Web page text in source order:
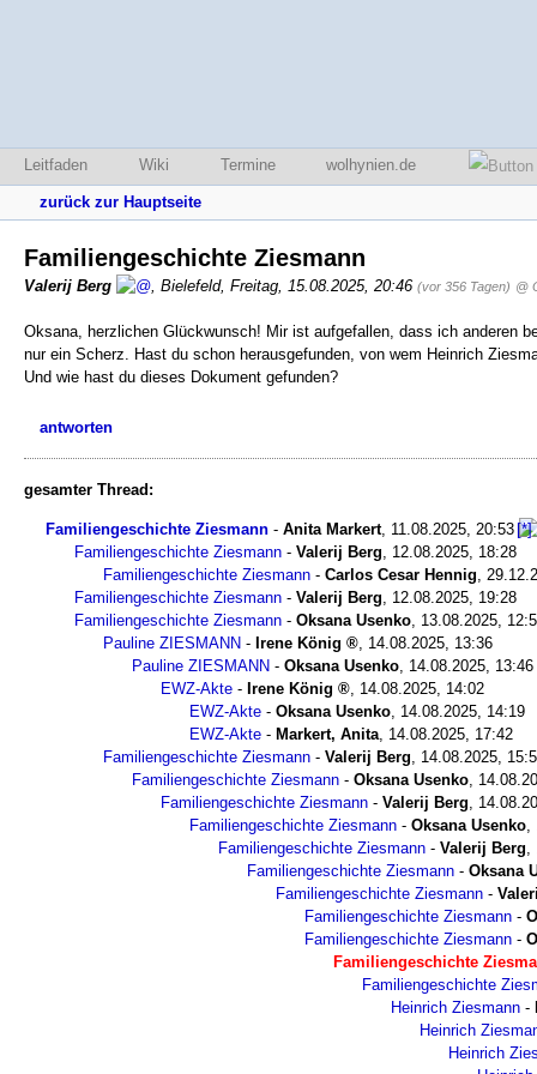
Leitfaden Wiki Termine wolhynien.de
zurück zur Hauptseite
Familiengeschichte Ziesmann
Valerij Berg , Bielefeld, Freitag, 15.08.2025, 20:46 (vor 356 Tagen) @
Oksana, herzlichen Glückwunsch! Mir ist aufgefallen, dass ich anderen
nur ein Scherz. Hast du schon herausgefunden, von wem Heinrich
Und wie hast du dieses Dokument gefunden?
antworten
gesamter Thread:
Familiengeschichte Ziesmann - Anita Markert, 11.08.2025, 20:53
Familiengeschichte Ziesmann - Valerij Berg
12.08.2025, 18:28
Familiengeschichte Ziesmann - Carlos Cesar Hennig
Familiengeschichte Ziesmann - Valerij Berg
12.08.2025, 19:28
Familiengeschichte Ziesmann - Oksana Usenko 13.08.2025,
Pauline ZIESMANN - Irene König
14.08.2025, 13:36
Pauline ZIESMANN - Oksana Usenko 14.08.2025, 13:46
EWZ-Akte - Irene König
14.08.2025, 14:02
EWZ-Akte - Oksana Usenko 14.08.2025, 14:19
EWZ-Akte - Markert, Anita 14.08.2025, 17:42
Familiengeschichte Ziesmann - Valerij Berg
14.08.2025,
Familiengeschichte Ziesmann - Oksana Usenko
Familiengeschichte Ziesmann - Valerij Berg
Familiengeschichte Ziesmann - Oksana Usenko
Familiengeschichte Ziesmann - Valerij Berg
Familiengeschichte Ziesmann - Oksana
Familiengeschichte Ziesmann -
Familiengeschichte Ziesmann -
Familiengeschichte Ziesmann -
Familiengeschichte
Familiengeschichte
Heinrich Ziesmann -
Heinrich
Heinrich